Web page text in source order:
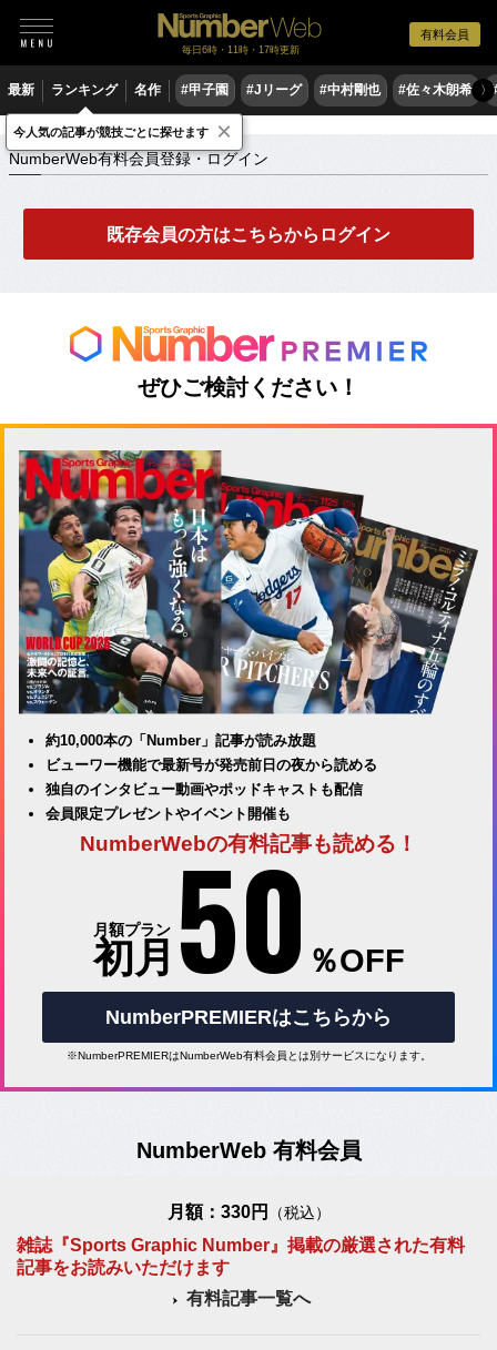
有料会員
毎日6時・11時・17時更新
最新 ランキング 名作 #甲子園 #Jリーグ #中村剛也 #佐々木朗希 〉
NumberWeb有料会員登録・ログイン
NumberWeb有料会員登録・ログイン
既存会員の方はこちらからログイン
ぜひご検討ください！
約10,000本の「Number」記事が読み放題
ビューワー機能で最新号が発売前日の夜から読める
独自のインタビュー動画やポッドキャストも配信
会員限定プレゼントやイベント開催も
NumberWebの有料記事も読める！
月額プラン
初月 50 ％OFF
NumberPREMIERはこちらから
※NumberPREMIERはNumberWeb有料会員とは別サービスになります。
NumberWeb 有料会員
月額：330円 （税込）
雑誌『Sports Graphic Number』掲載の厳選された有料
記事をお読みいただけます
有料記事一覧へ
今人気の記事が競技ごとに探せます ×